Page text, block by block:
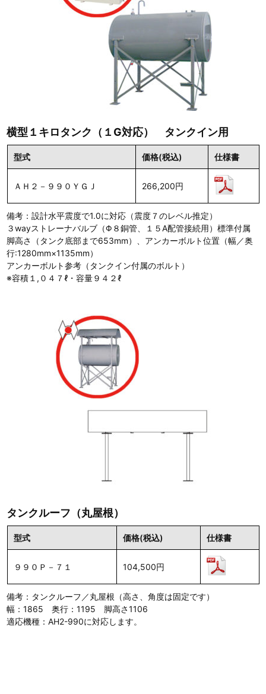
横型１キロタンク（１G対応） タンクイン用
型式 価格(税込) 仕様書
ＡＨ２－９９０ＹＧＪ 266,200円
備考：設計水平震度で1.0に対応（震度７のレベル推定）
３wayストレーナバルブ（Φ８銅管、１５A配管接続用）標準付属
脚高さ（タンク底部まで653mm）、アンカーボルト位置（幅／奥
行:1280mm×1135mm）
アンカーボルト参考（タンクイン付属のボルト）
※容積１,０４７ℓ・容量９４２ℓ
タンクルーフ（丸屋根）
型式 価格(税込) 仕様書
９９０Ｐ－７１ 104,500円
備考：タンクルーフ／丸屋根（高さ、角度は固定です）
幅：1865 奥行：1195 脚高さ1106
適応機種：AH2-990に対応します。